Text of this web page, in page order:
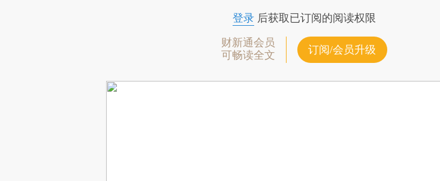
登录后获取已订阅的阅读权限
财新通会员
可畅读全文
订阅/会员升级